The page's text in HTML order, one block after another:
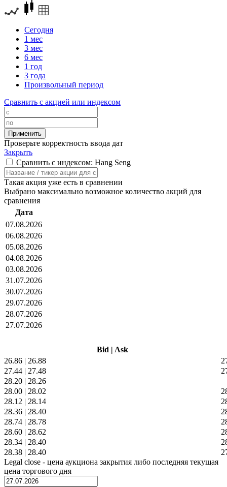
Сегодня
1 мес
3 мес
6 мес
1 год
3 года
Произвольный период
Сравнить с акцией или индексом
Проверьте корректность ввода дат
Закрыть
Сравнить с индексом: Hang Seng
Такая акция уже есть в сравнении
Выбрано максимально возможное количество акций для
сравнения
Дата
07.08.2026
06.08.2026
05.08.2026
04.08.2026
03.08.2026
31.07.2026
30.07.2026
29.07.2026
28.07.2026
27.07.2026
Bid | Ask
26.86 | 26.88
27.44 | 27.48
28.20 | 28.26
28.00 | 28.02
28.12 | 28.14
28.36 | 28.40
28.74 | 28.78
28.60 | 28.62
28.34 | 28.40
28.38 | 28.40
Legal close - цена аукциона закрытия либо последняя текущая
цена торгового дня